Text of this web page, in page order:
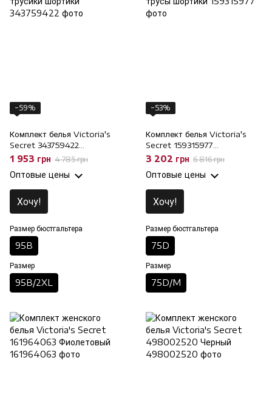
−59%
Комплект белья Victoria's
Secret 343759422
бюстгальтер и трусики
шортики, 95B/2XL, 95B
1 953 грн 4 785 грн
Оптовые цены
Хочу!
Размер бюстгальтера
95B
Размер
95B/2XL
−53%
Комплект белья Victoria's
Secret 159315977
классический и трусы
шортики, 75D/M, 75D
3 202 грн 6 816 грн
Оптовые цены
Хочу!
Размер бюстгальтера
75D
Размер
75D/M